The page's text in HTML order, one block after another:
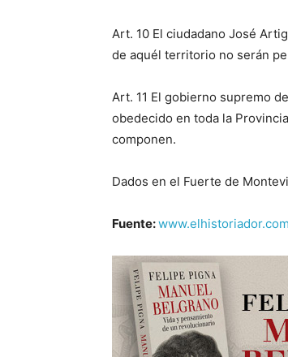
Art. 10 El ciudadano José
de aquél territorio no serán
Art. 11 El gobierno supremo
obedecido en toda la
componen.
Dados en el Fuerte de
Fuente: